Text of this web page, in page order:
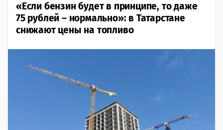
«Если бензин будет в принципе, то даже
75 рублей – нормально»: в Татарстане
снижают цены на топливо